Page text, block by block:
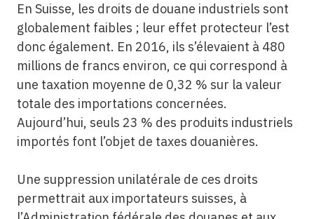
En Suisse, les droits de douane industriels sont
globalement faibles ; leur effet protecteur l’est
donc également. En 2016, ils s’élevaient à 480
millions de francs environ, ce qui correspond à
une taxation moyenne de 0,32 % sur la valeur
totale des importations concernées.
Aujourd’hui, seuls 23 % des produits industriels
importés font l’objet de taxes douanières.
Une suppression unilatérale de ces droits
permettrait aux importateurs suisses, à